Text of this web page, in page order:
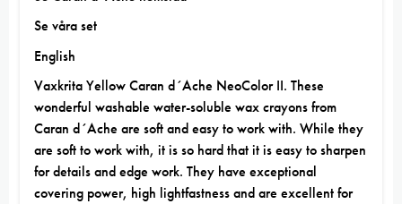
Se våra set
English
Vaxkrita Yellow Caran d´Ache NeoColor II. These
wonderful washable water-soluble wax crayons from
Caran d´Ache are soft and easy to work with. While they
are soft to work with, it is so hard that it is easy to sharpen
for details and edge work. They have exceptional
covering power, high lightfastness and are excellent for